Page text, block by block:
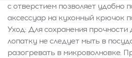
с отверстием позволяет удобно
аксессуар на кухонный крючок
Уход: Для сохранения прочности
лопатку не следует мыть в
разогревать в микроволновке.